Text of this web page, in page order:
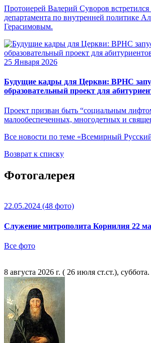
Протоиерей Валерий Суворов встретился
департамента по внутренней политике
Герасимовым.
25 Января 2026
Будущие кадры для Церкви: ВРНС
образовательный проект для
Проект призван быть “социальным
малообеспеченных, многодетных и
Все новости по теме «Всемирный
Возврат к списку
Фотогалерея
22.05.2024 (48 фото)
Служение митрополита Корнилия 22
Все фото
8 августа 2026 г. ( 26 июля ст.ст.), суббота.